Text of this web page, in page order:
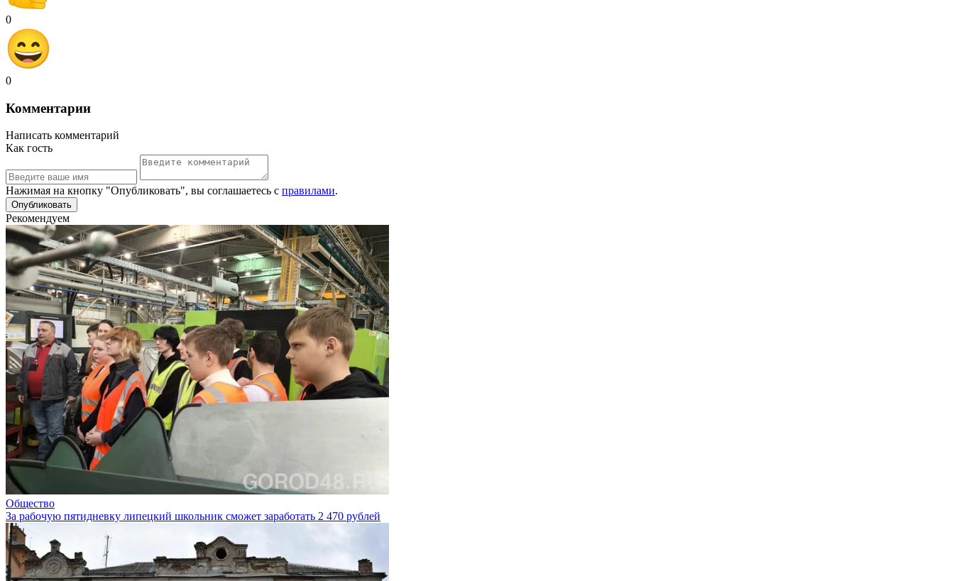
0
0
Комментарии
Написать комментарий
Как гость
Нажимая на кнопку "Опубликовать", вы соглашаетесь с правилами.
Рекомендуем
Общество
За рабочую пятидневку липецкий школьник сможет заработать 2 470 рублей